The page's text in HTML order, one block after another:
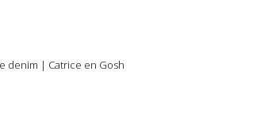
denim | Catrice en Gosh